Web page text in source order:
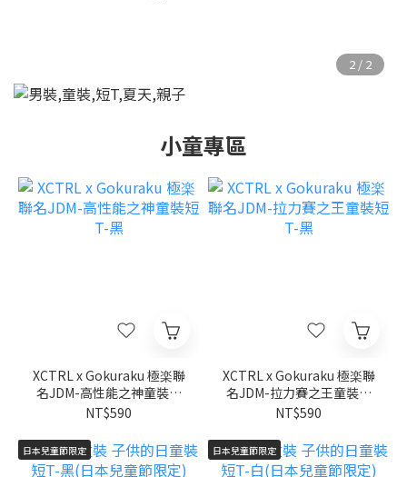
小童專區
XCTRL x Gokuraku 極楽聯
名JDM-高性能之神童裝短
T-黑
NT$590
XCTRL x Gokuraku 極楽聯
名JDM-拉力賽之王童裝短
T-黑
NT$590
日本兒童節限定 日本兒童節限定